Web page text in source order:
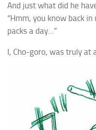
And just what did he
“Hmm, you know back
packs a day…”
I, Cho-goro, was truly at